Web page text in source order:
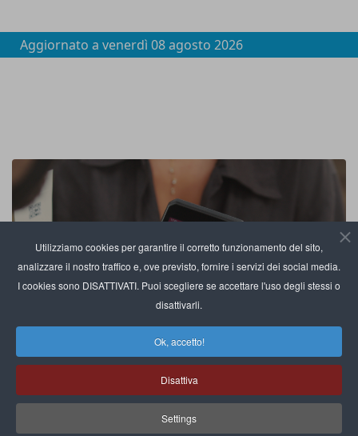
Utilizziamo cookies per garantire il corretto funzionamento del sito,
analizzare il nostro traffico e, ove previsto, fornire i servizi dei social media.
I cookies sono DISATTIVATI. Puoi scegliere se accettare l'uso degli stessi o
disattivarli.
Ok, accetto!
Disattiva
Settings
Aggiornato a venerdì 08 agosto 2026
Terminale Ingenico della serie Axium